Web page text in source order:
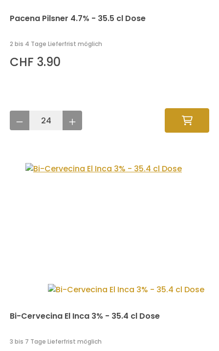
Pacena Pilsner 4.7% - 35.5 cl Dose
2 bis 4 Tage Lieferfrist möglich
CHF 3.90
Bi-Cervecina El Inca 3% - 35.4 cl Dose
3 bis 7 Tage Lieferfrist möglich